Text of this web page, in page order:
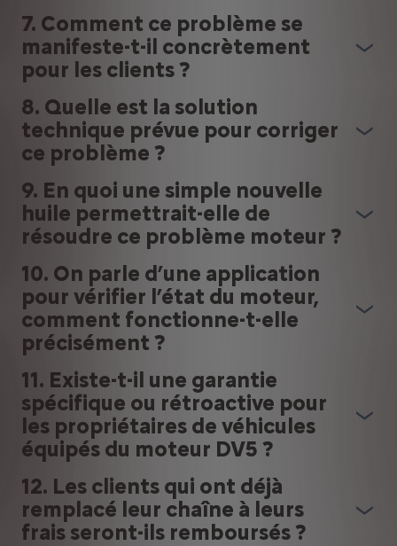
7. Comment ce problème se
manifeste-t-il concrètement
pour les clients ?
8. Quelle est la solution
technique prévue pour corriger
ce problème ?
9. En quoi une simple nouvelle
huile permettrait-elle de
résoudre ce problème moteur ?
10. On parle d’une application
pour vérifier l’état du moteur,
comment fonctionne-t-elle
précisément ?
11. Existe-t-il une garantie
spécifique ou rétroactive pour
les propriétaires de véhicules
équipés du moteur DV5 ?
12. Les clients qui ont déjà
remplacé leur chaîne à leurs
frais seront-ils remboursés ?